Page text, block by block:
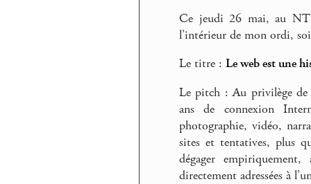
Ce jeudi 26 mai, au
l’intérieur de mon ordi,
Le titre : Le web est une
Le pitch : Au privilège de
ans de connexion
photographie, vidéo,
sites et tentatives, plus
dégager
directement adressées à